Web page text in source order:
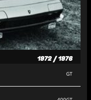
1972 / 1976
GT